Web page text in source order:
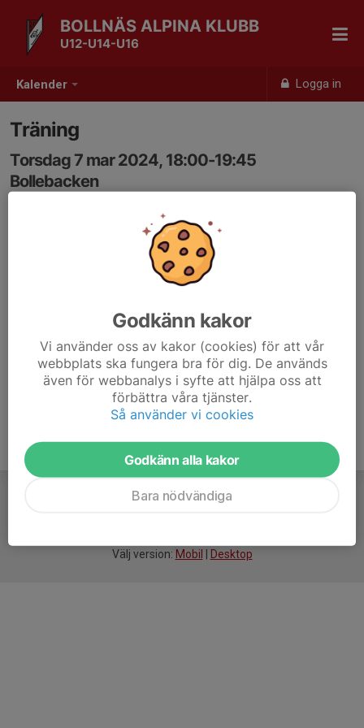
Kalender Logga in
BOLLNÄS ALPINA KLUBB
U12-U14-U16
Träning
Torsdag 7 mar 2024, 18:00-19:45
Bollebacken
Välj version: Mobil Desktop
Godkänn kakor
Vi använder oss av kakor (cookies) för att vår
webbplats ska fungera bra för dig. De används
även för webbanalys i syfte att hjälpa oss att
förbättra våra tjänster.
Så använder vi cookies
Godkänn alla kakor
Bara nödvändiga